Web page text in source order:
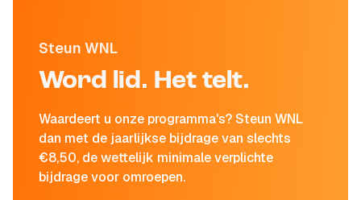
Steun WNL
Word lid. Het telt.
Waardeert u onze programma's? Steun WNL
dan met de jaarlijkse bijdrage van slechts
€8,50, de wettelijk minimale verplichte
bijdrage voor omroepen.